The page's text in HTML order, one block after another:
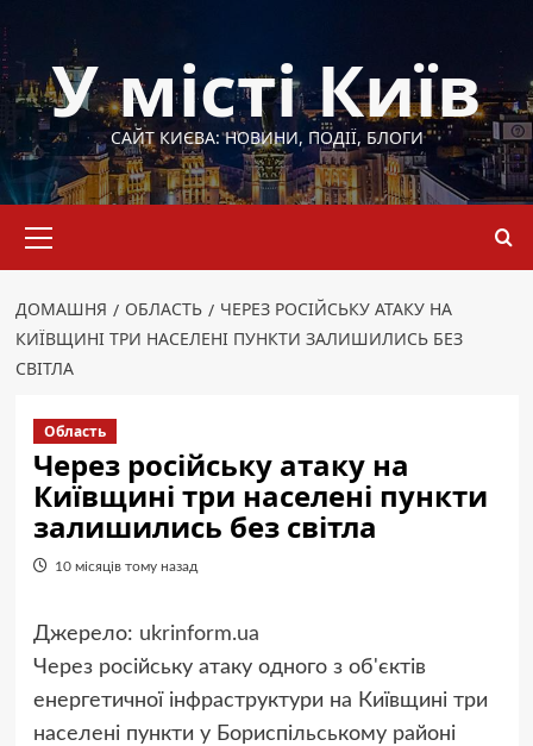
до
вмістуУ місті Київ
САЙТ КИЄВА: НОВИНИ, ПОДІЇ, БЛОГИ
меню
ДОМАШНЯ ОБЛАСТЬ
ЧЕРЕЗ РОСІЙСЬКУ АТАКУ НА
КИЇВЩИНІ ТРИ НАСЕЛЕНІ ПУНКТИ ЗАЛИШИЛИСЬ БЕЗ
СВІТЛА
Область
Через російську атаку на
Київщині три населені пункти
залишились без світла
10 місяців тому назад
Джерело: ukrinform.ua
Через російську атаку одного з об'єктів
енергетичної інфраструктури на Київщині три
населені пункти у Бориспільському районі